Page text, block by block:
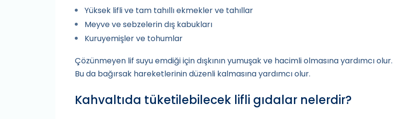
Yüksek lifli ve tam tahıllı ekmekler ve tahıllar
Meyve ve sebzelerin dış kabukları
Kuruyemişler ve tohumlar
Çözünmeyen lif suyu emdiği için dışkının yumuşak ve hacimli olmasına yardımcı olur.
Bu da bağırsak hareketlerinin düzenli kalmasına yardımcı olur.
Kahvaltıda tüketilebilecek lifli gıdalar nelerdir?